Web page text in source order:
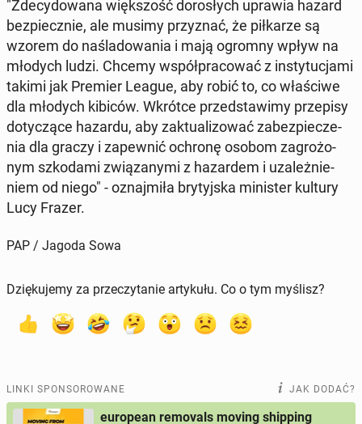
"Zde­cy­do­wa­na więk­szość do­ro­słych uprawia hazard
bez­piecz­nie, ale musimy przy­znać, że pił­ka­rze są
wzorem do na­śla­do­wa­nia i mają ogromny wpływ na
młodych ludzi. Chcemy współ­pra­co­wać z in­sty­tu­cja­mi
takimi jak Premier League, aby robić to, co wła­ści­we
dla młodych kibiców. Wkrótce przed­sta­wi­my prze­pi­sy
do­ty­czą­ce hazardu, aby zak­tu­ali­zo­wać za­bez­pie­cze­
nia dla graczy i za­pew­nić ochronę osobom za­gro­żo­
nym szko­da­mi zwią­za­ny­mi z ha­zar­dem i uza­leż­nie­
niem od niego" - oznaj­mi­ła bry­tyj­ska mi­ni­ster kultury
Lucy Frazer.
PAP / Jagoda Sowa
Dziękujemy za przeczytanie artykułu. Co o tym myślisz?
LINKI SPONSOROWANE JAK DODAĆ?
european removals moving shipping